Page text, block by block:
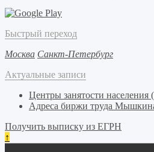
Быстрый переход
Москва Санкт-Петербург
Актуальные записи
Центры занятости населения
Адреса биржи труда
Получить выписку из ЕГРН
↑